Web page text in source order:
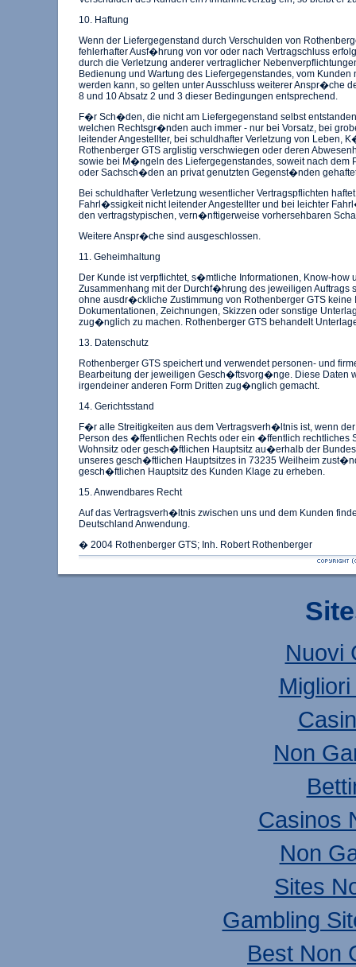
10. Haftung
Wenn der Liefergegenstand durch Verschulden von
fehlerhafter Ausf�hrung von vor oder nach Vertragschluss
durch die Verletzung anderer vertraglicher
Bedienung und Wartung des Liefergegenstandes, vom
werden kann, so gelten unter Ausschluss weiterer Anspr�che
8 und 10 Absatz 2 und 3 dieser Bedingungen entsprechend.
F�r Sch�den, die nicht am Liefergegenstand selbst
welchen Rechtsgr�nden auch immer - nur bei Vorsatz, bei
leitender Angestellter, bei schuldhafter Verletzung von Leben,
Rothenberger GTS arglistig verschwiegen oder deren
sowie bei M�ngeln des Liefergegenstandes, soweit nach dem
oder Sachsch�den an privat genutzten Gegenst�nden
Bei schuldhafter Verletzung wesentlicher Vertragspflichten
Fahrl�ssigkeit nicht leitender Angestellter und bei leichter
den vertragstypischen, vern�nftigerweise vorhersehbaren
Weitere Anspr�che sind ausgeschlossen.
11. Geheimhaltung
Der Kunde ist verpflichtet, s�mtliche Informationen, Know-
Zusammenhang mit der Durchf�hrung des jeweiligen Auftrags
ohne ausdr�ckliche Zustimmung von Rothenberger GTS keine
Dokumentationen, Zeichnungen, Skizzen oder sonstige
zug�nglich zu machen. Rothenberger GTS behandelt
13. Datenschutz
Rothenberger GTS speichert und verwendet personen- und
Bearbeitung der jeweiligen Gesch�ftsvorg�nge. Diese Daten
irgendeiner anderen Form Dritten zug�nglich gemacht.
14. Gerichtsstand
F�r alle Streitigkeiten aus dem Vertragsverh�ltnis ist, wenn
Person des �ffentlichen Rechts oder ein �ffentlich rechtliches
Wohnsitz oder gesch�ftlichen Hauptsitz au�erhalb der
unseres gesch�ftlichen Hauptsitzes in 73235 Weilheim
gesch�ftlichen Hauptsitz des Kunden Klage zu erheben.
15. Anwendbares Recht
Auf das Vertragsverh�ltnis zwischen uns und dem Kunden
Deutschland Anwendung.
� 2004 Rothenberger GTS; Inh. Robert Rothenberger
Nuovi
Non
Casinos
Non
Sites
Gambling
Best Non